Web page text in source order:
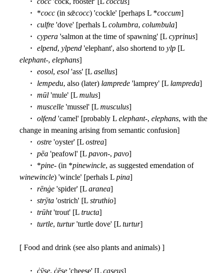
・ *cocc (in sǣcocc) 'cockle' [perhaps L *coccum]
・ culfre 'dove' [perhals L columbra, columbula]
・ cypera 'salmon at the time of spawning' [L cyprinus]
・ elpend, ylpend 'elephant', also shortend to ylp [L
elephant-, elephans]
・ eosol, esol 'ass' [L asellus]
・ lempedu, also (later) lamprede 'lamprey' [L lampreda]
・ mūl 'mule' [L mulus]
・ muscelle 'mussel' [L musculus]
・ olfend 'camel' [probably L elephant-, elephans, with the
change in meaning arising from semantic confusion]
・ ostre 'oyster' [L ostrea]
・ pēa 'peafowl' [L pavon-, pavo]
・ *pine- (in *pinewincle, as suggested emendation of
winewincle) 'wincle' [perhals L pina]
・ rēnġe 'spider' [L aranea]
・ strȳta 'ostrich' [L struthio]
・ trūht'trout' [L tructa]
・ turtle, turtur'turtle dove' [L turtur]
[ Food and drink (see also plants and animals) ]
・ ċȳse, ċēse 'cheese' [L caseus]